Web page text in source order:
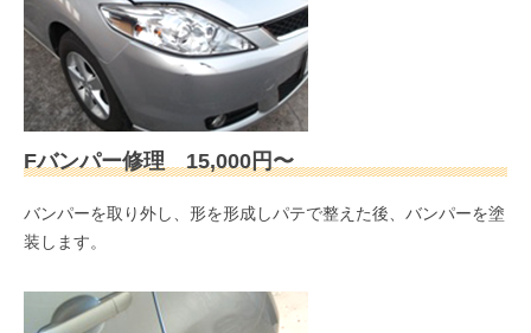
Fバンパー修理 15,000円〜
バンパーを取り外し、形を形成しパテで整えた後、バンパーを塗
装します。